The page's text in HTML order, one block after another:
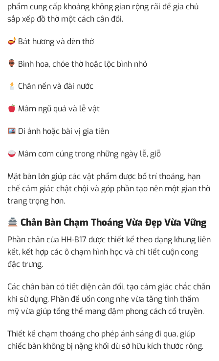
phẩm cung cấp khoảng không gian rộng rãi để gia chủ
sắp xếp đồ thờ một cách cân đối.
Bát hương và đèn thờ
Bình hoa, chóe thờ hoặc lộc bình nhỏ
Chân nến và đài nước
Mâm ngũ quả và lễ vật
Di ảnh hoặc bài vị gia tiên
Mâm cơm cúng trong những ngày lễ, giỗ
Mặt bàn lớn giúp các vật phẩm được bố trí thoáng, hạn
chế cảm giác chật chội và góp phần tạo nên một gian thờ
trang trọng hơn.
Chân Bàn Chạm Thoáng Vừa Đẹp Vừa Vững
Phần chân của HH-B17 được thiết kế theo dạng khung liên
kết, kết hợp các ô chạm hình học và chi tiết cuộn cong
đặc trưng.
Các chân bàn có tiết diện cân đối, tạo cảm giác chắc chắn
khi sử dụng. Phần đế uốn cong nhẹ vừa tăng tính thẩm
mỹ vừa giúp tổng thể mang đậm phong cách cổ truyền.
Thiết kế chạm thoáng cho phép ánh sáng đi qua, giúp
chiếc bàn không bị nặng khối dù sở hữu kích thước rộng.